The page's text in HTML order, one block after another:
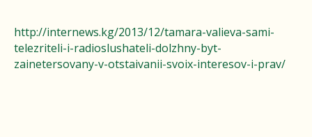
http://internews.kg/2013/12/tamara-valieva-sami-
telezriteli-i-radioslushateli-dolzhny-byt-
zainetersovany-v-otstaivanii-svoix-interesov-i-prav/